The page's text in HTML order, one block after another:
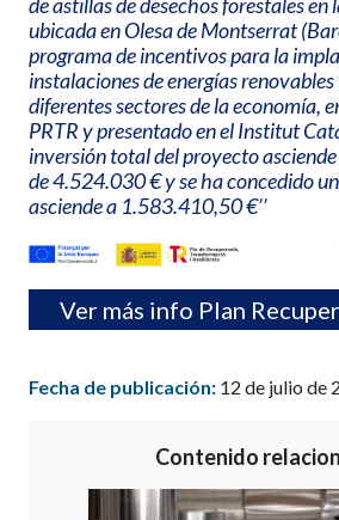
ubicada en Olesa de Montserrat
programa de incentivos para la
instalaciones de energías
diferentes sectores de la economía,
PRTR y presentado en el Institut
inversión total del proyecto
de 4.524.030 € y se ha concedido
asciende a 1.583.410,50 €’’
Ver más info Plan
Fecha de publicación: 12 de julio de
Contenido